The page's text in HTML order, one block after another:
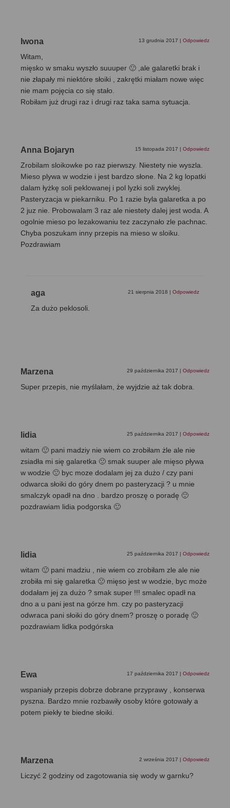
Iwona 13 grudnia 2017 Odpowiedz
Witam,
mięsko w smaku wyszło suuuper 🙂 ,ale galaretki brak i
nie złapały mi niektóre słoiki , zakrętki miałam nowe więc
nie mam pojęcia co się stało.
Robiłam już drugi raz i drugi raz taka sama sytuacja.
Anna Bojaryn 15 listopada 2017 Odpowiedz
Zrobilam sloikowke po raz pierwszy. Niestety nie wyszla.
Mieso plywa w wodzie i jest bardzo słone. Na 2 kg lopatki
dalam łyżkę soli peklowanej i pol lyzki soli zwyklej.
Pasteryzacja w piekarniku. Po 1 razie byla galaretka a po
2 juz nie. Probowalam 3 raz ale niestety dalej jest woda. A
ogolnie mieso po lezakowaniu tez zaczynało zle pachnac.
Chyba poszukam inny przepis na mieso w sloiku.
Pozdrawiam
aga 21 sierpnia 2018 Odpowiedz
Za dużo peklosoli.
Marzena 29 października 2017 Odpowiedz
Super przepis, nie myślałam, że wyjdzie aż tak dobra.
lidia 25 października 2017 Odpowiedz
witam 🙂 pani madziy nie wiem co zrobiłam żle ale nie
zsiadła mi się galaretka 🙁 smak suuper ale mięso pływa
w wodzie 🙁 byc moze dodalam jej za dużo / czy pani
odwarca słoiki do góry dnem po pasteryzacji ? u mnie
smalczyk opadł na dno . bardzo proszę o poradę 🙂
pozdrawiam lidia podgorska 🙂
lidia 25 października 2017 Odpowiedz
witam 🙂 pani madziu , nie wiem co zrobiłam zle ale nie
zrobiła mi się galaretka 🙁 mięso jest w wodzie, byc może
dodałam jej za dużo ? smak super !!! smalec opadł na
dno a u pani jest na górze hm. czy po pasteryzacji
odwraca pani słoiki do góry dnem? proszę o poradę 🙂
pozdrawiam lidka podgórska
Ewa 17 października 2017 Odpowiedz
wspaniały przepis dobrze dobrane przyprawy , konserwa
pyszna. Bardzo mnie rozbawiły osoby które gotowały a
potem piekły te biedne słoiki.
Marzena 2 września 2017 Odpowiedz
Liczyć 2 godziny od zagotowania się wody w garnku?